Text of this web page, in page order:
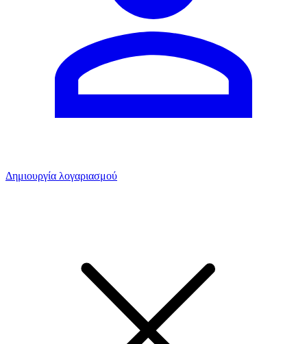
Δημιουργία λογαριασμού